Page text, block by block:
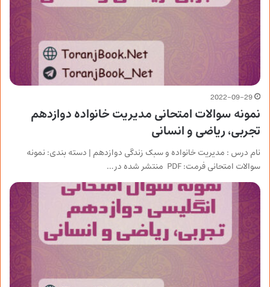
2022-09-29
نمونه سوالات امتحانی مدیریت خانواده دوازدهم
تجربی، ریاضی و انسانی
نام درس : مدیریت خانواده و سبک زندگی دوازدهم | دسته بندی: نمونه
سوالات امتحانی فرمت: PDF منتشر شده در…